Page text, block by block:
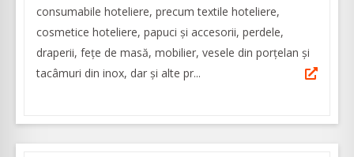
consumabile hoteliere, precum textile hoteliere,
cosmetice hoteliere, papuci și accesorii, perdele,
draperii, fețe de masă, mobilier, vesele din porțelan și
tacâmuri din inox, dar și alte pr...